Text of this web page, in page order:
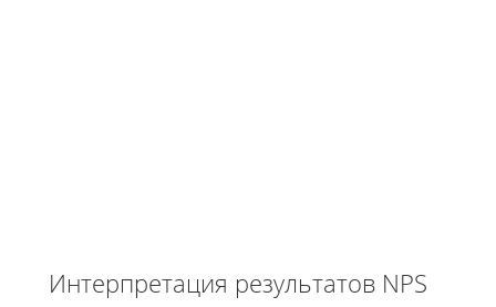
Интерпретация результатов NPS